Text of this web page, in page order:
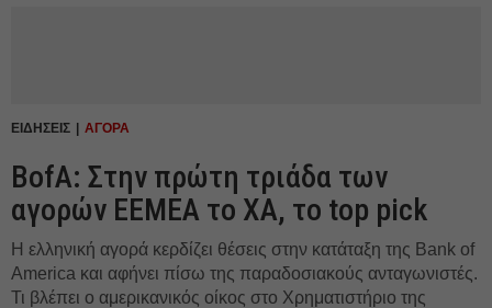
ΕΙΔΗΣΕΙΣ ΑΓΟΡΑ
BofA: Στην πρώτη τριάδα των
αγορών EEMEA το ΧΑ, το top pick
Η ελληνική αγορά κερδίζει θέσεις στην κατάταξη της Bank of
America και αφήνει πίσω της παραδοσιακούς ανταγωνιστές.
Τι βλέπει ο αμερικανικός οίκος στο Χρηματιστήριο της